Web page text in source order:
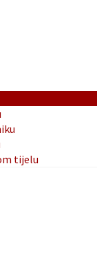
tijelu